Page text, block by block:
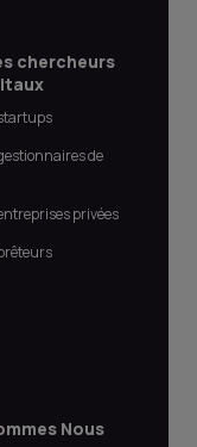
chercheurs
de
privées
Nous